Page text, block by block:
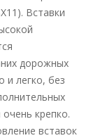
Вставки
дорожных
и легко, без
крепко.
вставок